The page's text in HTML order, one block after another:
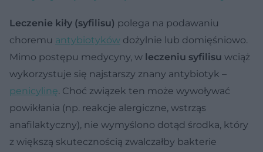
Leczenie kiły (syfilisu) polega na podawaniu
choremu antybiotyków dożylnie lub domięśniowo.
Mimo postępu medycyny, w leczeniu syfilisu wciąż
wykorzystuje się najstarszy znany antybiotyk –
penicylinę. Choć związek ten może wywoływać
powikłania (np. reakcje alergiczne, wstrząs
anafilaktyczny), nie wymyślono dotąd środka, który
z większą skutecznością zwalczałby bakterie